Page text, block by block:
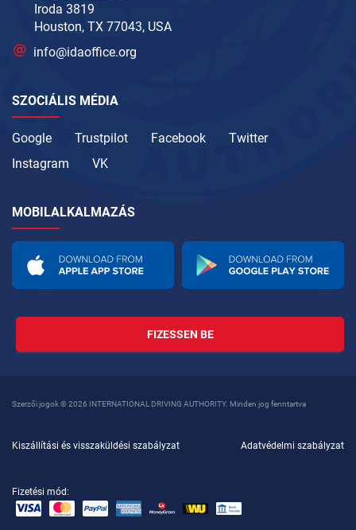
Iroda 3819
Houston, TX 77043, USA
info@idaoffice.org
SZOCIÁLIS MÉDIA
Google Trustpilot Facebook
Twitter
Instagram
VK
MOBILALKALMAZÁS
FIZESSEN BE
Szerzői jogok © 2026 INTERNATIONAL DRIVING AUTHORITY. Minden jog fenntartva
Kiszállítási és visszaküldési szabályzat Adatvédelmi szabályzat
Fizetési mód: